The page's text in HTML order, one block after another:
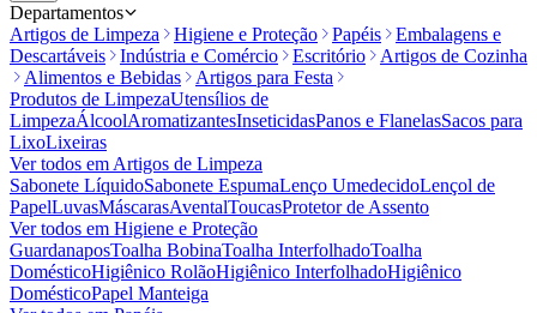
Departamentos
Artigos de Limpeza
Higiene e Proteção Papéis
Embalagens e
Descartáveis
Indústria e Comércio Escritório
Artigos de Cozinha
Alimentos e Bebidas
Artigos para Festa
Produtos de LimpezaUtensílios de
LimpezaÁlcoolAromatizantesInseticidasPanos e FlanelasSacos para
LixoLixeiras
Ver todos em Artigos de Limpeza
Sabonete LíquidoSabonete EspumaLenço UmedecidoLençol de
PapelLuvasMáscarasAventalToucasProtetor de Assento
Ver todos em Higiene e Proteção
GuardanaposToalha BobinaToalha InterfolhadoToalha
DomésticoHigiênico RolãoHigiênico InterfolhadoHigiênico
DomésticoPapel Manteiga